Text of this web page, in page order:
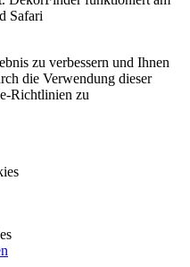
Safari
zu verbessern und Ihnen
die Verwendung dieser
Richtlinien zu